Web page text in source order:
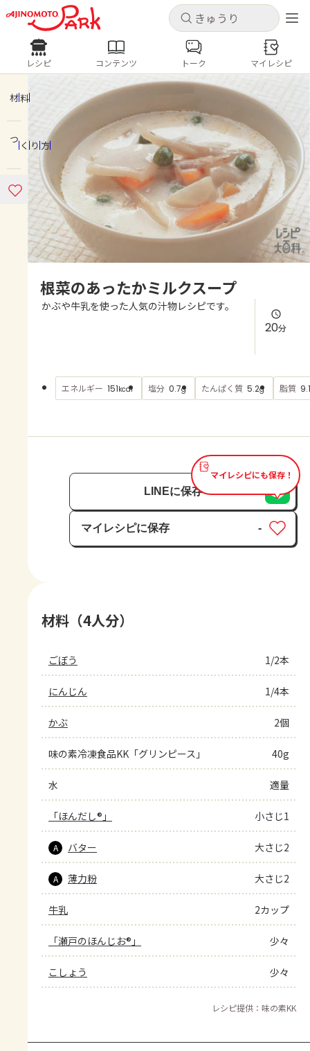
キャンセル
ログインするとレシピを保存できます
ログイン
ホーム
コンテンツ
レシピ
よくあるお問い合わせ
AJINOMOTO PARK とは
キャンセル
レシピ コンテンツ
人気の食材・レシピ
きゅうり トマト
とうもろこし
ピーマン
みょうが ゴーヤ
レシピ コンテンツ トーク マイレシピ
材料
つくり方
根菜のあったかミルクスープ
かぶや牛乳を使った人気の汁物レシピです。
20分
エネルギー 151kcal 塩分 0.7g たんぱく質 5.2g 脂質 9.1
マイレシピにも保存！
LINEに保存
マイレシピに保存
保存済み
-
材料（4人分）
ごぼう 1/2本
にんじん 1/4本
かぶ 2個
味の素冷凍食品KK「グリンピース」 40g
水 適量
「ほんだし®」 小さじ1
A バター 大さじ2
A 薄力粉 大さじ2
牛乳 2カップ
「瀬戸のほんじお®」 少々
こしょう 少々
レシピ提供：味の素KK